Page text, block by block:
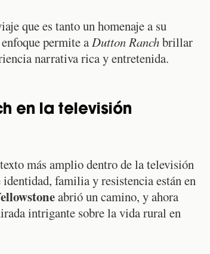
que es tanto un homenaje a su
permite a Dutton Ranchbrillar
narrativa rica y entretenida.
en la televisión
más amplio dentro de la televisión
familia y resistencia están en
abrió un camino, y ahora
intrigante sobre la vida rural en